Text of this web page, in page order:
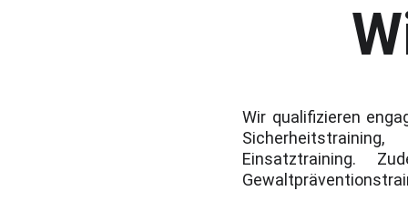
Wir qualifizieren
Einsatztraining.